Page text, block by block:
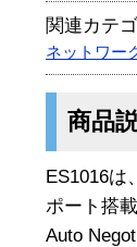
関連カテ
ネットワー
商品
ES1016は
ポート搭
Auto